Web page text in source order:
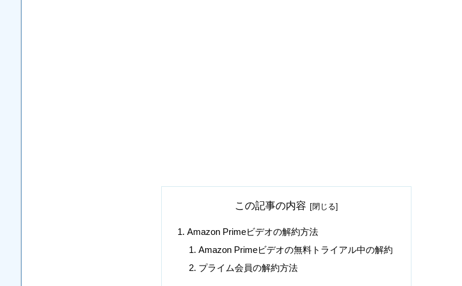
この記事の内容
Amazon Primeビデオの解約方法
Amazon Primeビデオの無料トライアル中の解約
プライム会員の解約方法